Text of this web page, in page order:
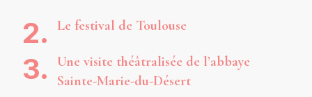
Le festival de Toulouse
Une visite théâtralisée de l’abbaye
Sainte-Marie-du-Désert